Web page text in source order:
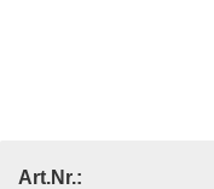
Art.Nr.: